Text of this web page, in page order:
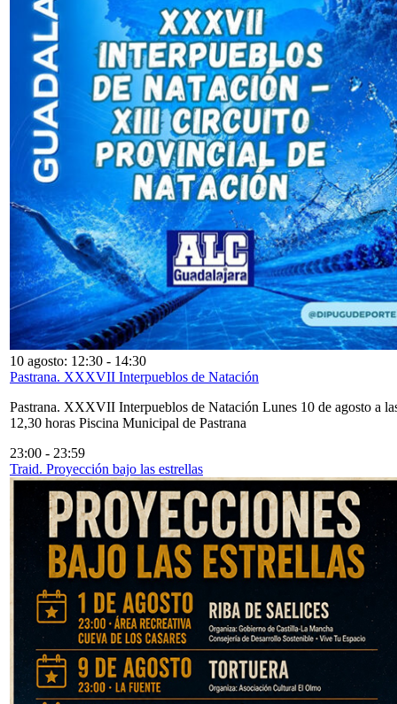
10 agosto: 12:30 - 14:30
Pastrana. XXXVII Interpueblos de Natación
Pastrana. XXXVII Interpueblos de Natación Lunes 10 de agosto a
12,30 horas Piscina Municipal de Pastrana
23:00 - 23:59
Traid. Proyección bajo las estrellas